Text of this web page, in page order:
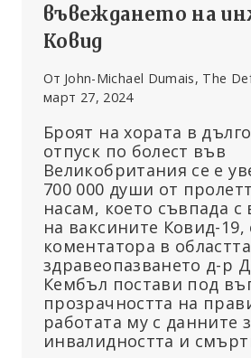
въвеждането на
Ковид
От John-Michael Dumais, The
март 27, 2024
Броят на хората в
отпуск по болест във
Великобритания се е
700 000 души от
насам, което съвпада с
на ваксините Ковид-19,
коментатора в
здравеопазването д-р
Кембъл постави под
прозрачността на
работата му с данните
инвалидността и